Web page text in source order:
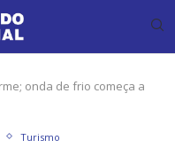
onda de frio começa a
Turismo